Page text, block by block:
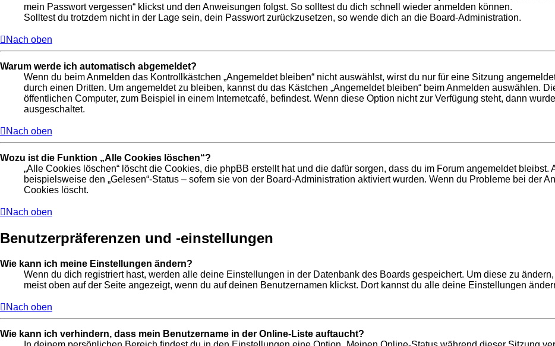
mein Passwort vergessen“ klickst und den Anweisungen folgst. So solltest du dich schnell wieder anmelden können.
Solltest du trotzdem nicht in der Lage sein, dein Passwort zurückzusetzen, so wende dich an die Board-Administration.
Nach oben
Warum werde ich automatisch abgemeldet?
Wenn du beim Anmelden das Kontrollkästchen „Angemeldet bleiben“ nicht auswählst, wirst du nur für eine Sitzung
durch einen Dritten. Um angemeldet zu bleiben, kannst du das Kästchen „Angemeldet bleiben“ beim Anmelden auswählen.
öffentlichen Computer, zum Beispiel in einem Internetcafé, befindest. Wenn diese Option nicht zur Verfügung steht, dann
ausgeschaltet.
Nach oben
Wozu ist die Funktion „Alle Cookies löschen“?
„Alle Cookies löschen“ löscht die Cookies, die phpBB erstellt hat und die dafür sorgen, dass du im Forum angemeldet
beispielsweise den „Gelesen“-Status – sofern sie von der Board-Administration aktiviert wurden. Wenn du Probleme bei der
Cookies löscht.
Nach oben
Benutzerpräferenzen und -einstellungen
Wie kann ich meine Einstellungen ändern?
Wenn du dich registriert hast, werden alle deine Einstellungen in der Datenbank des Boards gespeichert. Um diese zu
meist oben auf der Seite angezeigt, wenn du auf deinen Benutzernamen klickst. Dort kannst du alle deine Einstellungen
Nach oben
Wie kann ich verhindern, dass mein Benutzername in der Online-Liste auftaucht?